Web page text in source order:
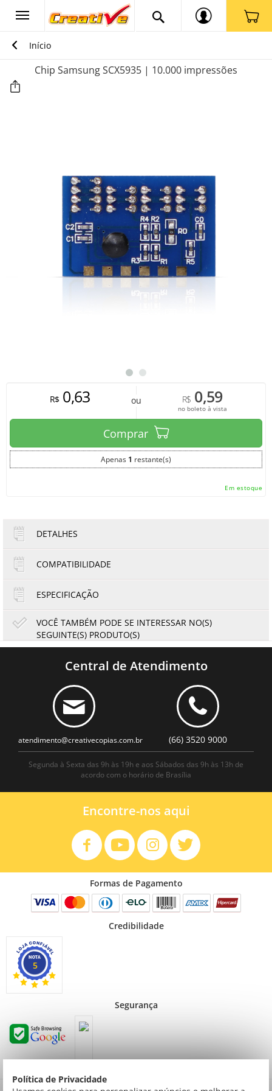
Política de Privacidade
Início
Chip Samsung SCX5935 | 10.000 impressões
R$0,63 ou R$ 0,59
no boleto à vista
Comprar
Apenas 1 restante(s)
Em estoque
DETALHES
COMPATIBILIDADE
ESPECIFICAÇÃO
VOCÊ TAMBÉM PODE SE INTERESSAR NO(S)
SEGUINTE(S) PRODUTO(S)
Pacote com 20 folhas
R$17,17 R$15,97
no boleto à vista
Central de Atendimento
atendimento@creativecopias.com.br (66) 3520 9000
Segunda à Sexta das 9h às 19h e aos Sábados das 9h às 13h de
acordo com o horário de Brasília
Encontre-nos aqui
Formas de Pagamento
Credibilidade
5
Segurança